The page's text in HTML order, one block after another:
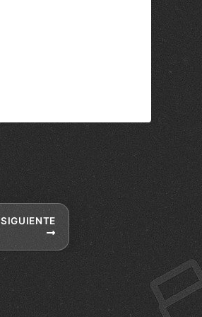
SIGUIENTE